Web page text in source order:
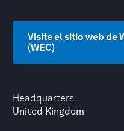
Headquarters
United Kingdom
Visite el sitio web de
(WEC)